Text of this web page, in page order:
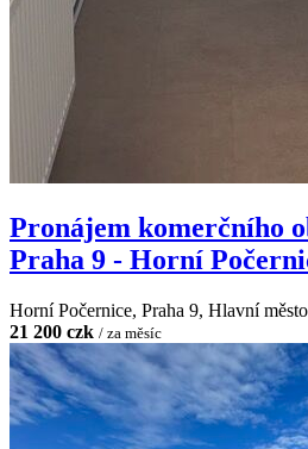
Pronájem komerčního
Praha 9 - Horní
Horní Počernice, Praha 9, Hlavní
21 200 czk / za měsíc